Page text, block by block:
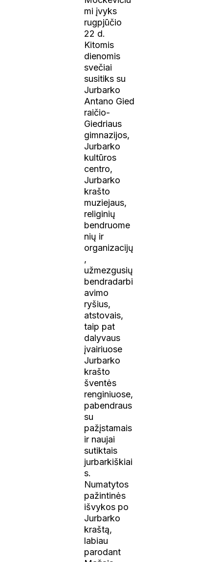
mi įvyks
rugpjūčio
22 d.
Kitomis
dienomis
svečiai
susitiks su
Jurbarko
Antano Gied
raičio-
Giedriaus
gimnazijos,
Jurbarko
kultūros
centro,
Jurbarko
krašto
muziejaus,
religinių
bendruome
nių ir
organizacijų
,
užmezgusių
bendradarbi
avimo
ryšius,
atstovais,
taip pat
dalyvaus
įvairiuose
Jurbarko
krašto
šventės
renginiuose,
pabendraus
su
pažįstamais
ir naujai
sutiktais
jurbarkiškiai
s.
Numatytos
pažintinės
išvykos po
Jurbarko
kraštą,
labiau
parodant